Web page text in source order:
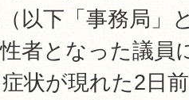
以下「事務局」
者となった議員
状が現れた2日